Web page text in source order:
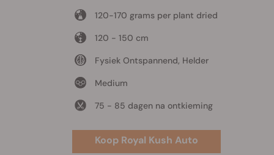
120-170 grams per plant dried
120 - 150 cm
Fysiek Ontspannend, Helder
Medium
75 - 85 dagen na ontkieming
Koop Royal Kush Auto